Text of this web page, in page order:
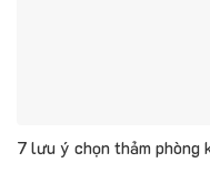
7 lưu ý chọn thảm phòng